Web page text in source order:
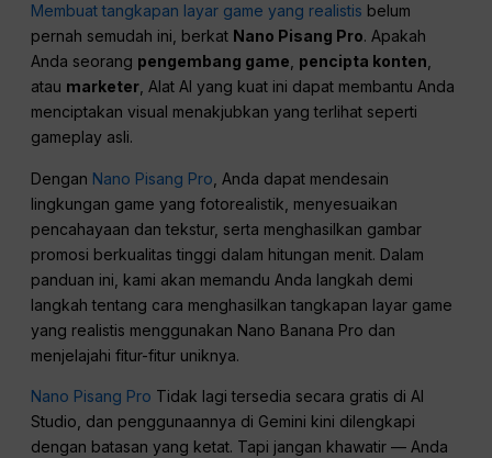
Membuat tangkapan layar game yang realistis belum
pernah semudah ini, berkat Nano Pisang Pro. Apakah
Anda seorang pengembang game pencipta konten
atau marketer , Alat AI yang kuat ini dapat membantu Anda
menciptakan visual menakjubkan yang terlihat seperti
gameplay asli.
Dengan Nano Pisang Pro , Anda dapat mendesain
lingkungan game yang fotorealistik, menyesuaikan
pencahayaan dan tekstur, serta menghasilkan gambar
promosi berkualitas tinggi dalam hitungan menit. Dalam
panduan ini, kami akan memandu Anda langkah demi
langkah tentang cara menghasilkan tangkapan layar game
yang realistis menggunakan Nano Banana Pro dan
menjelajahi fitur-fitur uniknya.
Nano Pisang Pro Tidak lagi tersedia secara gratis di AI
Studio, dan penggunaannya di Gemini kini dilengkapi
dengan batasan yang ketat. Tapi jangan khawatir — Anda